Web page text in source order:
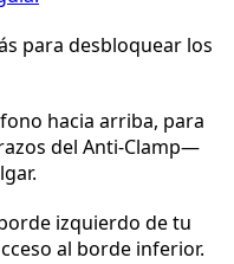
para desbloquear los
hacia arriba, para
del Anti-Clamp—
izquierdo de tu
al borde inferior.